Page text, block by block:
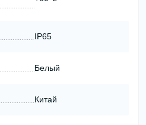
IP65
Белый
Китай